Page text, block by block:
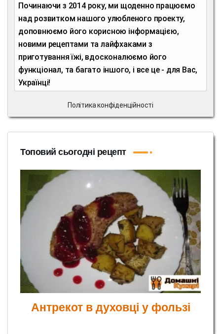
Починаючи з 2014 року, ми щоденно працюємо
над розвитком нашого улюбленого проекту,
доповнюємо його корисною інформацією,
новими рецептами та лайфхаками з
приготування їжі, вдосконалюємо його
функціонал, та багато іншого, і все це - для Вас,
Українці!
Політика конфіденційності
Топовий сьогодні рецепт
Антрекот в духовці у фользі